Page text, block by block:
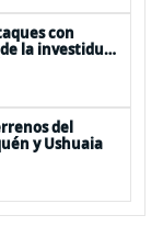
con
la investidura
muerto
del
y Ushuaia